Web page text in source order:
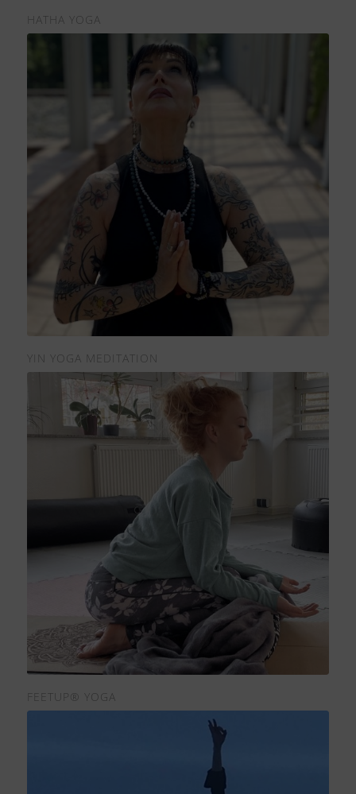
HATHA YOGA
YIN YOGA MEDITATION
FEETUP® YOGA